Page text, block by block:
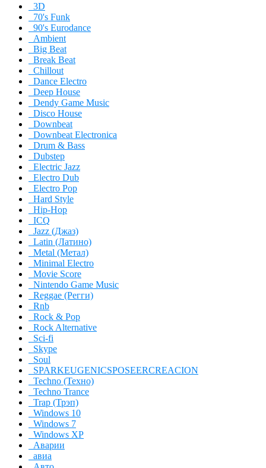
3D
70's Funk
90's Eurodance
Ambient
Big Beat
Break Beat
Chillout
Dance Electro
Deep House
Dendy Game Music
Disco House
Downbeat
Downbeat Electronica
Drum & Bass
Dubstep
Electric Jazz
Electro Dub
Electro Pop
Hard Style
Hip-Hop
ICQ
Jazz (Джаз)
Latin (Латино)
Metal (Метал)
Minimal Electro
Movie Score
Nintendo Game Music
Reggae (Регги)
Rnb
Rock & Pop
Rock Alternative
Sci-fi
Skype
Soul
SPARKEUGENICSPOSEERCREACION
Techno (Техно)
Techno Trance
Trap (Трэп)
Windows 10
Windows 7
Windows XP
Аварии
авиа